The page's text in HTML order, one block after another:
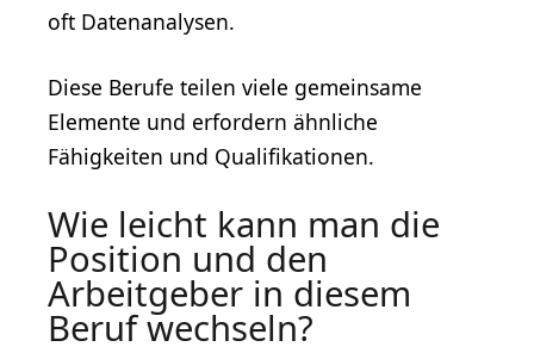
oft Datenanalysen.
Diese Berufe teilen viele gemeinsame
Elemente und erfordern ähnliche
Fähigkeiten und Qualifikationen.
Wie leicht kann man die
Position und den
Arbeitgeber in diesem
Beruf wechseln?